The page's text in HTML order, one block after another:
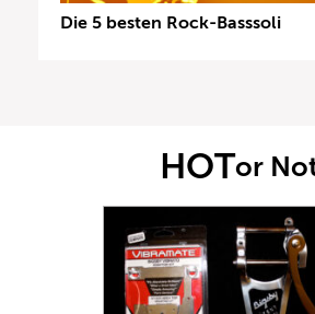
Die 5 besten Rock-Basssoli
HOTor